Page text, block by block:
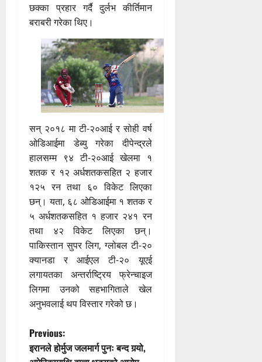
छक्का प्रहार गर्दै दुर्लभ कीर्तिमान
बराबरी गरेका थिए।
सन् २०१८ मा टी-२०आई र सोही वर्ष
ओडिआईमा डेब्यु गरेका दीपेन्द्रले
हालसम्म ९४ टी-२०आई खेलमा १
शतक र १२ अर्धशतकसहित २ हजार
१२५ रन तथा ६० विकेट लिएका
छन्। यता, ६८ ओडिआईमा १ शतक र
५ अर्धशतकसहित १ हजार २४१ रन
तथा ४२ विकेट लिएका छन्।
पाकिस्तान सुपर लिग, ग्लोबल टी-२०
क्यानडा र आईएल टी-२० यूएई
लगायतका अन्तर्राष्ट्रिय फ्रेन्चाइज
लिगमा उनको सहभागिताले खेल
अनुभवलाई थप विस्तार गरेको छ।
P
Previous:
इरानले होर्मुज जलमार्ग पुनः बन्द गर्‍यो,